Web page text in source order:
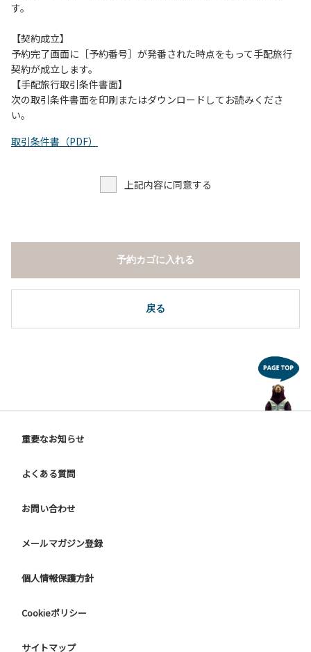
願いします。
・トイレは各客室のトイレをご利用ください。
※緊急時以外の食堂のトイレの使用は禁止とさせていただき
ます。
す。
【契約成立】
予約完了画面に［予約番号］が発番された時点をもって手配旅行
契約が成立します。
【手配旅行取引条件書面】
次の取引条件書面を印刷またはダウンロードしてお読みくださ
い。
取引条件書（PDF）
上記内容に同意する
戻る
予約カゴに入れる
重要なお知らせ
よくある質問
お問い合わせ
メールマガジン登録
個人情報保護方針
Cookieポリシー
サイトマップ